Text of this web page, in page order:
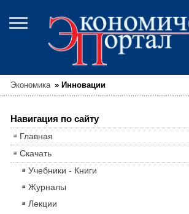
Экономика » Инновации
Навигация по сайту
Главная
Скачать
Учебники - Книги
Журналы
Лекции